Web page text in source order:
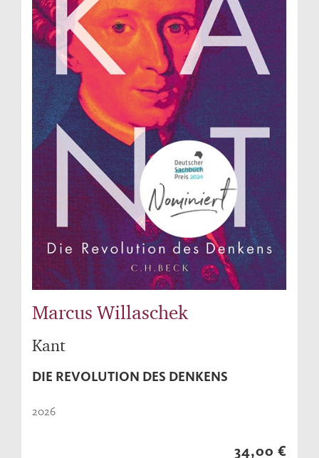
Marcus Willaschek
Kant
DIE REVOLUTION DES DENKENS
2026
34,00 €